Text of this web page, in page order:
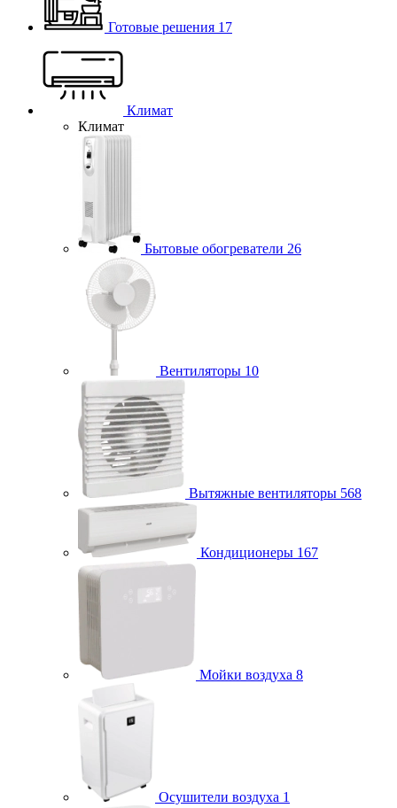
Готовые решения 17
Климат
Климат
Бытовые обогреватели 26
Вентиляторы 10
Вытяжные вентиляторы 568
Кондиционеры 167
Мойки воздуха 8
Осушители воздуха 1